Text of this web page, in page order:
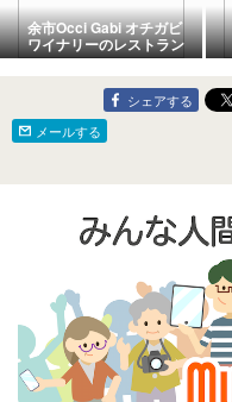
余市Occi Gabi オチガビ
ワイナリーのレストラン
でランチ
シェアする
メールする